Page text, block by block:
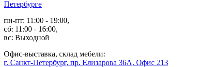
пн-пт: 11:00 - 19:00,
сб: 11:00 - 16:00,
вс: Выходной
Офис-выставка, склад мебели:
г. Санкт-Петербург, пр. Елизарова 36А, Офис 213